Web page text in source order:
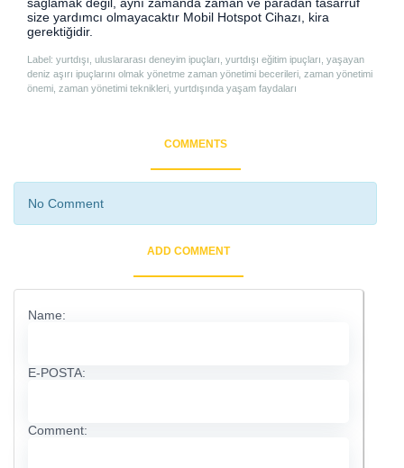
size yardımcı olmayacaktır Mobil Hotspot Cihazı, kira
gerektiğidir.
Label: yurtdışı, uluslararası deneyim ipuçları, yurtdışı eğitim ipuçları, yaşayan
deniz aşırı ipuçlarını olmak yönetme zaman yönetimi becerileri, zaman yönetimi
önemi, zaman yönetimi teknikleri, yurtdışında yaşam faydaları
COMMENTS
No Comment
ADD COMMENT
Name:
E-POSTA:
Comment: